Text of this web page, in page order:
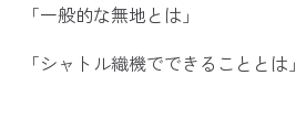
「一般的な無地とは」
「シャトル織機でできることとは」